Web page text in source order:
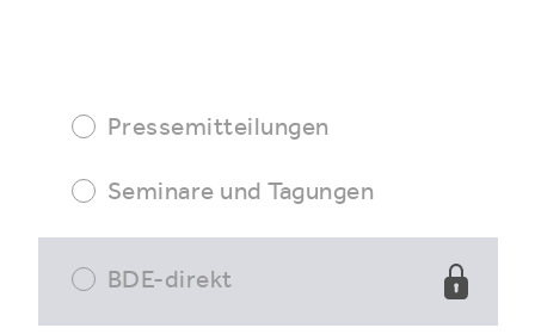
Pressemitteilungen
Seminare und Tagungen
BDE-direkt